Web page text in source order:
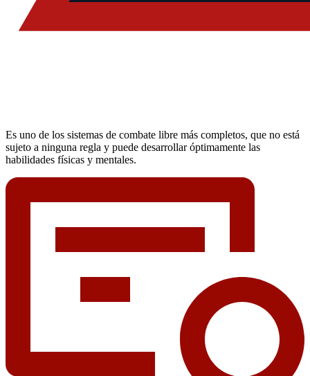
Es uno de los sistemas de combate libre más completos, que no está
sujeto a ninguna regla y puede desarrollar óptimamente las
habilidades físicas y mentales.